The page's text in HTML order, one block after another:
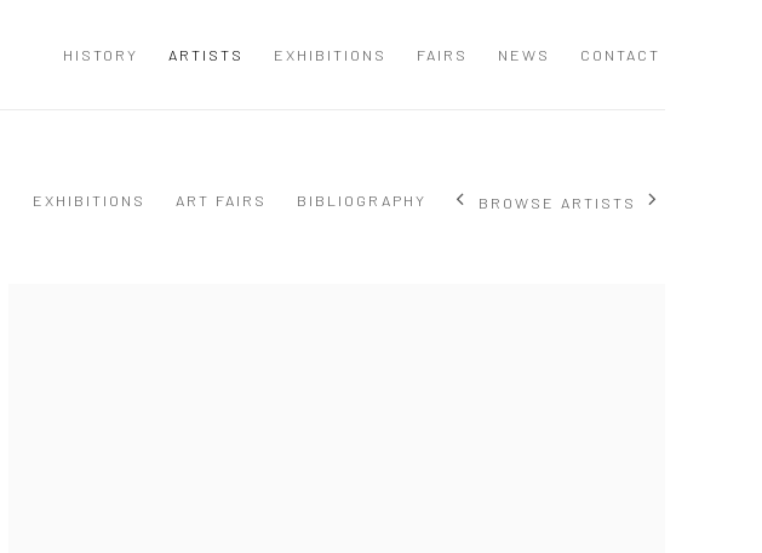
HISTORY ARTISTS EXHIBITIONS FAIRS NEWS CONTACT
EXHIBITIONS ART FAIRS BIBLIOGRAPHY BROWSE ARTISTS